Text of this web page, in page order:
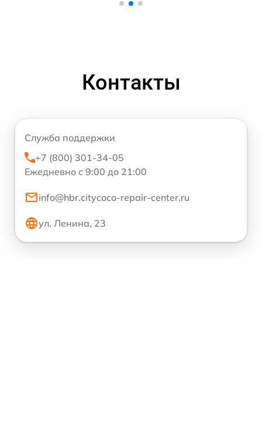
Контакты
Служба поддержки
+7 (800) 301-34-05
Ежедневно с 9:00 до 21:00
info@hbr.citycoco-repair-center.ru
ул. Ленина, 23